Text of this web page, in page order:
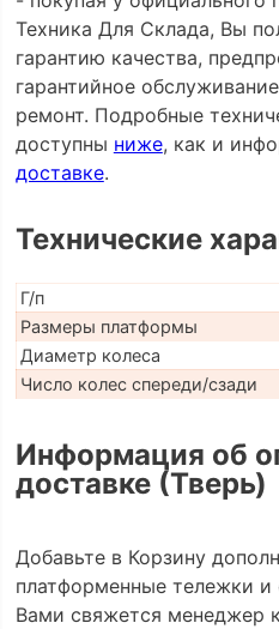
Техника Для Склада, Вы
гарантию качества,
гарантийное
ремонт. Подробные
доступны ниже, как и
доставке.
Технические
Г/п
Размеры платформы
Диаметр колеса
Число колес спереди/сзади
Информация об
доставке (Тверь)
Добавьте в Корзину
платформенные тележки
Вами свяжется менеджер